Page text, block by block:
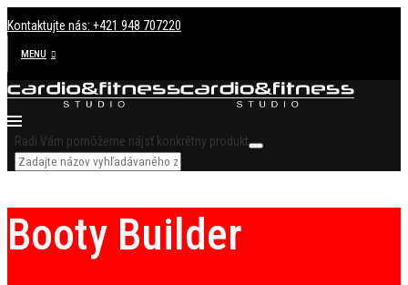
Kontaktujte nás: +421 948 707220
MENU
Radi Vám pomôžeme nájsť konkrétny produkt
Booty Builder